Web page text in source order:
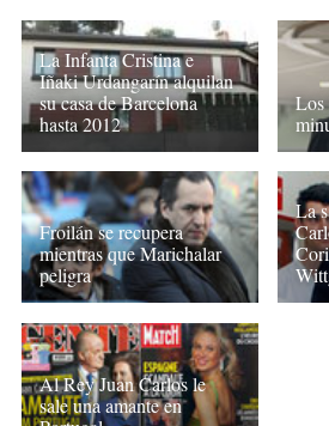
La Infanta Cristina e
Iñaki Urdangarín alquilan
su casa de Barcelona
hasta 2012
Los
Froilán se recupera
mientras que Marichalar
peligra
La
Al Rey Juan Carlos le
sale una amante en